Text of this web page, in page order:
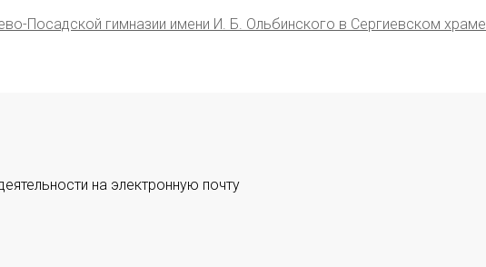
Посадской гимназии имени И. Б. Ольбинского в Сергиевском храме
на электронную почту